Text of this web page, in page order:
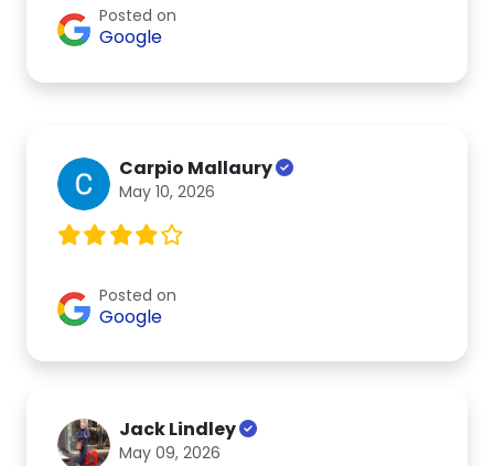
Posted on
Google
Carpio Mallaury
May 10, 2026
Posted on
Google
Jack Lindley
May 09, 2026